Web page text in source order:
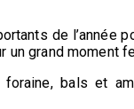
de l’année
grand moment
foraine, bals et